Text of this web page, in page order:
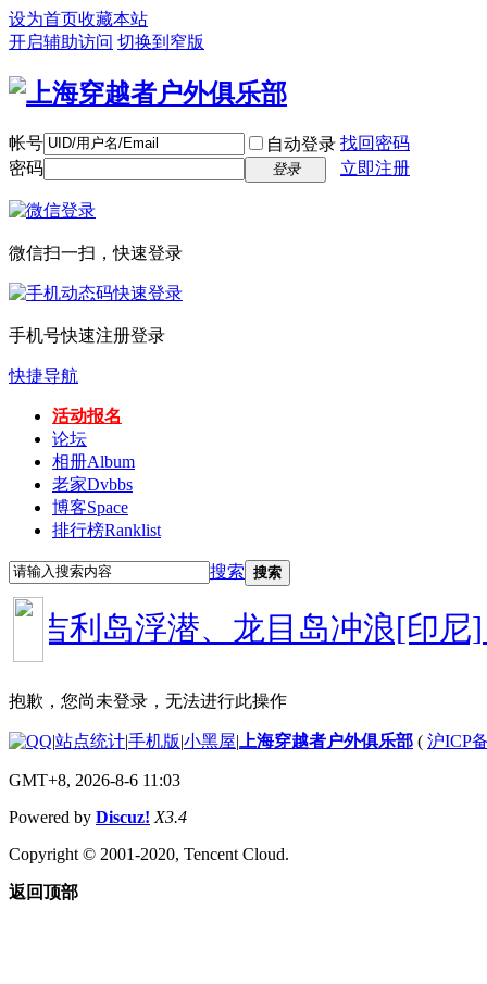
设为首页收藏本站
开启辅助访问 切换到窄版
帐号 自动登录 找回密码
密码
登录 立即注册
微信扫一扫，快速登录
手机号快速注册登录
快捷导航
活动报名
论坛
相册Album
老家Dvbbs
博客Space
排行榜Ranklist
搜索 搜索
利岛浮潜、龙目岛冲浪[印尼]
抱歉，您尚未登录，无法进行此操作
|站点统计|手机版|小黑屋| 上海穿越者户外俱乐部 ( 沪ICP
GMT+8, 2026-8-6 11:03
Powered by Discuz! X3.4
Copyright © 2001-2020, Tencent Cloud.
返回顶部